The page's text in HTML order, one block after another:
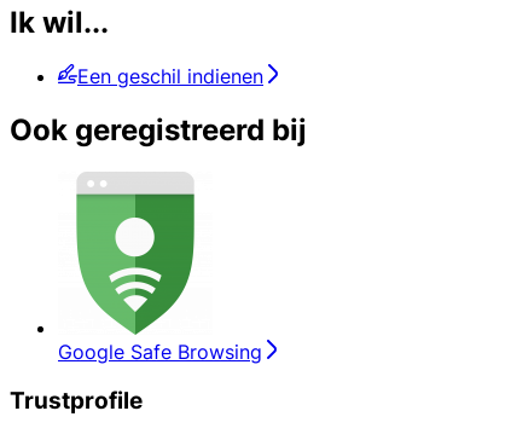
Ik wil...
Een geschil indienen
Ook geregistreerd bij
Google Safe Browsing
Trustprofile